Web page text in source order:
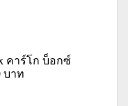
x คาร์โก บ็อกซ์
บาท